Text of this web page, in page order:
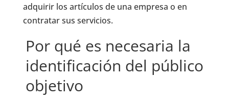
adquirir los artículos de una empresa o en
contratar sus servicios.
Por qué es necesaria la
identificación del público
objetivo